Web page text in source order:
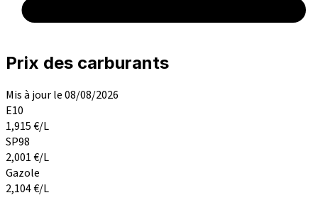
Prix des carburants
Mis à jour le 08/08/2026
E10
1,915€/L
SP98
2,001€/L
Gazole
2,104€/L